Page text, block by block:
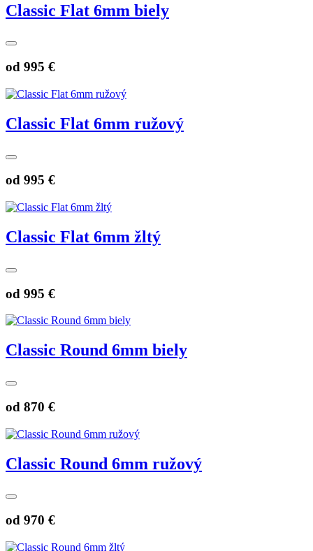
Classic Flat 6mm biely
od 995 €
Classic Flat 6mm ružový
od 995 €
Classic Flat 6mm žltý
od 995 €
Classic Round 6mm biely
od 870 €
Classic Round 6mm ružový
od 970 €